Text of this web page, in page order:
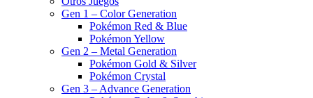
Gen 1 – Color Generation
Pokémon Red & Blue
Pokémon Yellow
Gen 2 – Metal Generation
Pokémon Gold & Silver
Pokémon Crystal
Gen 3 – Advance Generation